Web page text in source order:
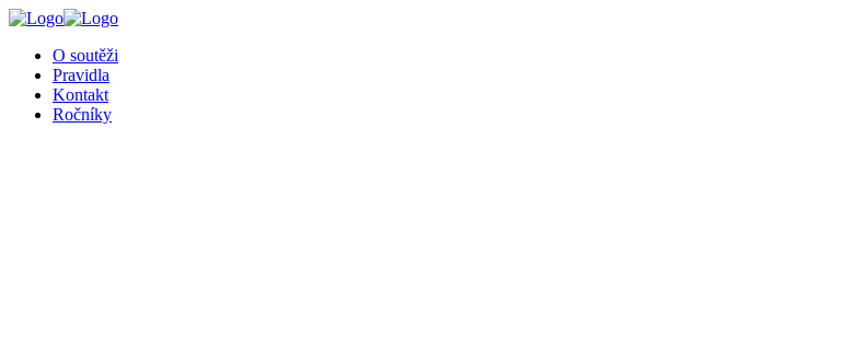
O soutěži
Pravidla
Kontakt
Ročníky